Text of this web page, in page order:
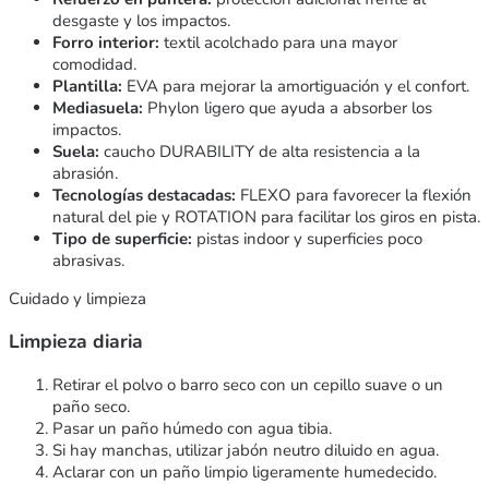
desgaste y los impactos.
Forro interior: textil acolchado para una mayor
comodidad.
Plantilla: EVA para mejorar la amortiguación y el confort.
Mediasuela: Phylon ligero que ayuda a absorber los
impactos.
Suela: caucho DURABILITY de alta resistencia a la
abrasión.
Tecnologías destacadas: FLEXO para favorecer la flexión
natural del pie y ROTATION para facilitar los giros en pista.
Tipo de superficie: pistas indoor y superficies poco
abrasivas.
Cuidado y limpieza
Limpieza diaria
Retirar el polvo o barro seco con un cepillo suave o un
paño seco.
Pasar un paño húmedo con agua tibia.
Si hay manchas, utilizar jabón neutro diluido en agua.
Aclarar con un paño limpio ligeramente humedecido.